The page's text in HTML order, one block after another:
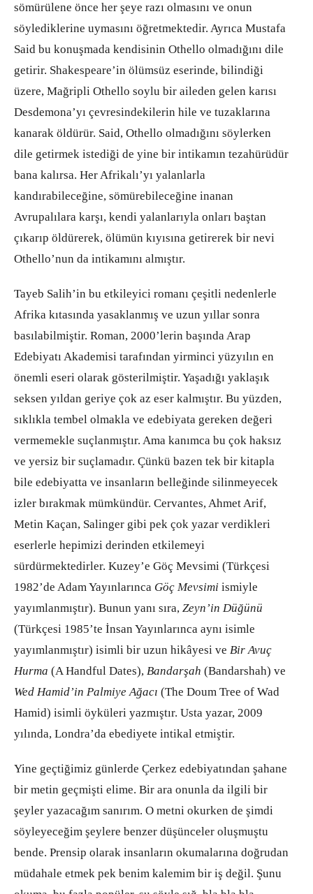
sömürülene önce her şeye razı olmasını ve onun
söylediklerine uymasını öğretmektedir. Ayrıca Mustafa
Said bu konuşmada kendisinin Othello olmadığını dile
getirir. Shakespeare’in ölümsüz eserinde, bilindiği
üzere, Mağripli Othello soylu bir aileden gelen karısı
Desdemona’yı çevresindekilerin hile ve tuzaklarına
kanarak öldürür. Said, Othello olmadığını söylerken
dile getirmek istediği de yine bir intikamın tezahürüdür
bana kalırsa. Her Afrikalı’yı yalanlarla
kandırabileceğine, sömürebileceğine inanan
Avrupalılara karşı, kendi yalanlarıyla onları baştan
çıkarıp öldürerek, ölümün kıyısına getirerek bir nevi
Othello’nun da intikamını almıştır.
Tayeb Salih’in bu etkileyici romanı çeşitli nedenlerle
Afrika kıtasında yasaklanmış ve uzun yıllar sonra
basılabilmiştir. Roman, 2000’lerin başında Arap
Edebiyatı Akademisi tarafından yirminci yüzyılın en
önemli eseri olarak gösterilmiştir. Yaşadığı yaklaşık
seksen yıldan geriye çok az eser kalmıştır. Bu yüzden,
sıklıkla tembel olmakla ve edebiyata gereken değeri
vermemekle suçlanmıştır. Ama kanımca bu çok haksız
ve yersiz bir suçlamadır. Çünkü bazen tek bir kitapla
bile edebiyatta ve insanların belleğinde silinmeyecek
izler bırakmak mümkündür. Cervantes, Ahmet Arif,
Metin Kaçan, Salinger gibi pek çok yazar verdikleri
eserlerle hepimizi derinden etkilemeyi
sürdürmektedirler. Kuzey’e Göç Mevsimi (Türkçesi
1982’de Adam Yayınlarınca Göç Mevsimi ismiyle
yayımlanmıştır). Bunun yanı sıra, Zeyn’in Düğünü
(Türkçesi 1985’te İnsan Yayınlarınca aynı isimle
yayımlanmıştır) isimli bir uzun hikâyesi ve Bir Avuç
Hurma (A Handful Dates), Bandarşah (Bandarshah) ve
Wed Hamid’in Palmiye Ağacı (The Doum Tree of Wad
Hamid) isimli öyküleri yazmıştır. Usta yazar, 2009
yılında, Londra’da ebediyete intikal etmiştir.
Yine geçtiğimiz günlerde Çerkez edebiyatından şahane
bir metin geçmişti elime. Bir ara onunla da ilgili bir
şeyler yazacağım sanırım. O metni okurken de şimdi
söyleyeceğim şeylere benzer düşünceler oluşmuştu
bende. Prensip olarak insanların okumalarına doğrudan
müdahale etmek pek benim kalemim bir iş değil. Şunu